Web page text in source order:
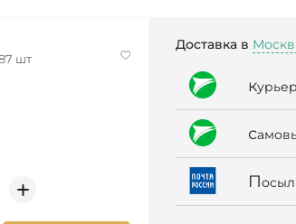
шт
Доставка в
к
с
П